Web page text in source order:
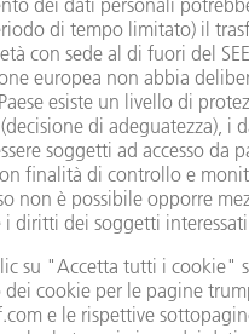
INFORMAZIONE
Domande frequenti
Condizioni generali di contratto
CONTATTO
RICAMBI TRUMPF ITALIA
lunedì a venerdì: 08:30 – 18:00
ricambi@trumpf.com
CONTATTO